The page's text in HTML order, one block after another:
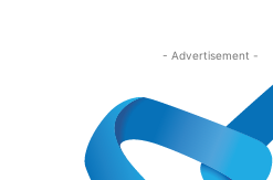
- Advertisement -